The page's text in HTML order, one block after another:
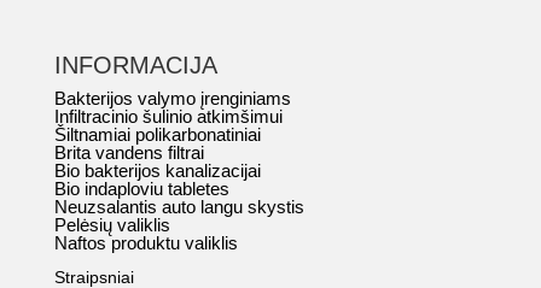
INFORMACIJA
Bakterijos valymo įrenginiams
Infiltracinio šulinio atkimšimui
Šiltnamiai polikarbonatiniai
Brita vandens filtrai
Bio bakterijos kanalizacijai
Bio indaploviu tabletes
Neuzsalantis auto langu skystis
Pelėsių valiklis
Naftos produktu valiklis
Straipsniai